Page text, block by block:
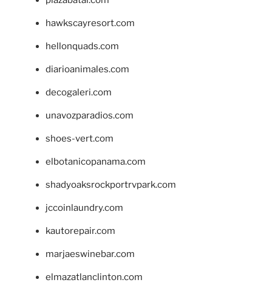
hawkscayresort.com
hellonquads.com
diarioanimales.com
decogaleri.com
unavozparadios.com
shoes-vert.com
elbotanicopanama.com
shadyoaksrockportrvpark.com
jccoinlaundry.com
kautorepair.com
marjaeswinebar.com
elmazatlanclinton.com